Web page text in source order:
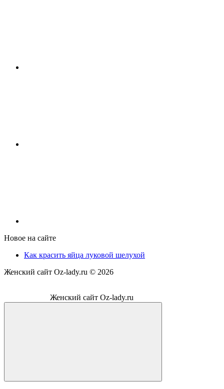
Новое на сайте
Как красить яйца луковой шелухой
Женский сайт Oz-lady.ru © 2026
Женский сайт Oz-lady.ru